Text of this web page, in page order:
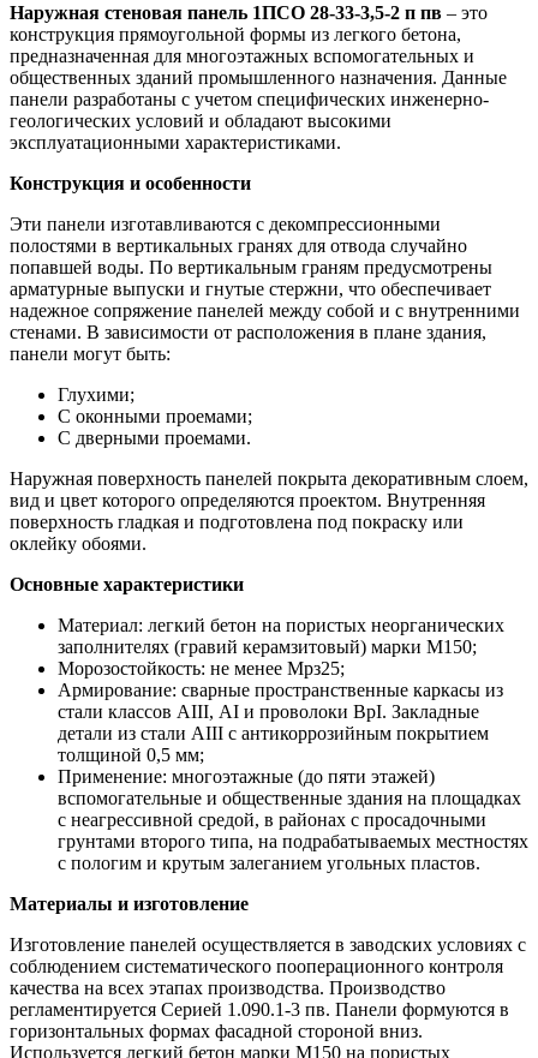
Наружная стеновая панель 1ПСО 28-33-3,5-2 п пв – это
конструкция прямоугольной формы из легкого бетона,
предназначенная для многоэтажных вспомогательных и
общественных зданий промышленного назначения. Данные
панели разработаны с учетом специфических инженерно-
геологических условий и обладают высокими
эксплуатационными характеристиками.
Конструкция и особенности
Эти панели изготавливаются с декомпрессионными
полостями в вертикальных гранях для отвода случайно
попавшей воды. По вертикальным граням предусмотрены
арматурные выпуски и гнутые стержни, что обеспечивает
надежное сопряжение панелей между собой и с внутренними
стенами. В зависимости от расположения в плане здания,
панели могут быть:
Глухими;
С оконными проемами;
С дверными проемами.
Наружная поверхность панелей покрыта декоративным слоем,
вид и цвет которого определяются проектом. Внутренняя
поверхность гладкая и подготовлена под покраску или
оклейку обоями.
Основные характеристики
Материал: легкий бетон на пористых неорганических
заполнителях (гравий керамзитовый) марки М150;
Морозостойкость: не менее Мрз25;
Армирование: сварные пространственные каркасы из
стали классов АIII, АI и проволоки ВрI. Закладные
детали из стали АIII с антикоррозийным покрытием
толщиной 0,5 мм;
Применение: многоэтажные (до пяти этажей)
вспомогательные и общественные здания на площадках
с неагрессивной средой, в районах с просадочными
грунтами второго типа, на подрабатываемых местностях
с пологим и крутым залеганием угольных пластов.
Материалы и изготовление
Изготовление панелей осуществляется в заводских условиях с
соблюдением систематического пооперационного контроля
качества на всех этапах производства. Производство
регламентируется Серией 1.090.1-3 пв. Панели формуются в
горизонтальных формах фасадной стороной вниз.
Используется легкий бетон марки М150 на пористых